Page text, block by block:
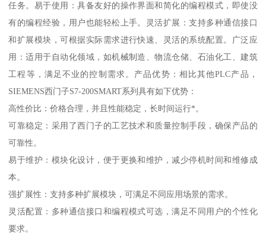
任务。易于使用：具备友好的操作界面和简化的编程模式，即使没
有的编程经验，用户也能轻松上手。灵活扩展：支持多种通信接口
和扩展模块，可根据实际需求进行快速、灵活的系统配置。广泛应
用：适用于自动化领域，如机械制造、物流仓储、石油化工、建筑
工程等，满足不业的控制需求。产品优势：相比其他PLC产品，
SIEMENS西门子S7-200SMART系列具有如下优势：
高性价比：价格合理，并且性能稳定，长时间运行*。
可靠稳定：采用了西门子的工艺技术和质量控制手段，确保产品的
可靠性。
易于维护：模块化设计，便于更换和维护，减少停机时间和维修成
本。
强扩展性：支持多种扩展模块，可满足不同应用场景的需求。
灵活配置：多种通信接口和编程模式可选，满足不同用户的个性化
要求。